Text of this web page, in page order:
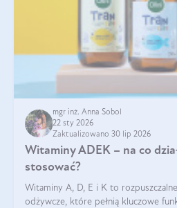
mgr inż. Anna Sobol
22 sty 2026
Zaktualizowano 30 lip 2026
Witaminy ADEK – na co
stosować?
Witaminy A, D, E i K to
odżywcze, które pełnią kluczowe